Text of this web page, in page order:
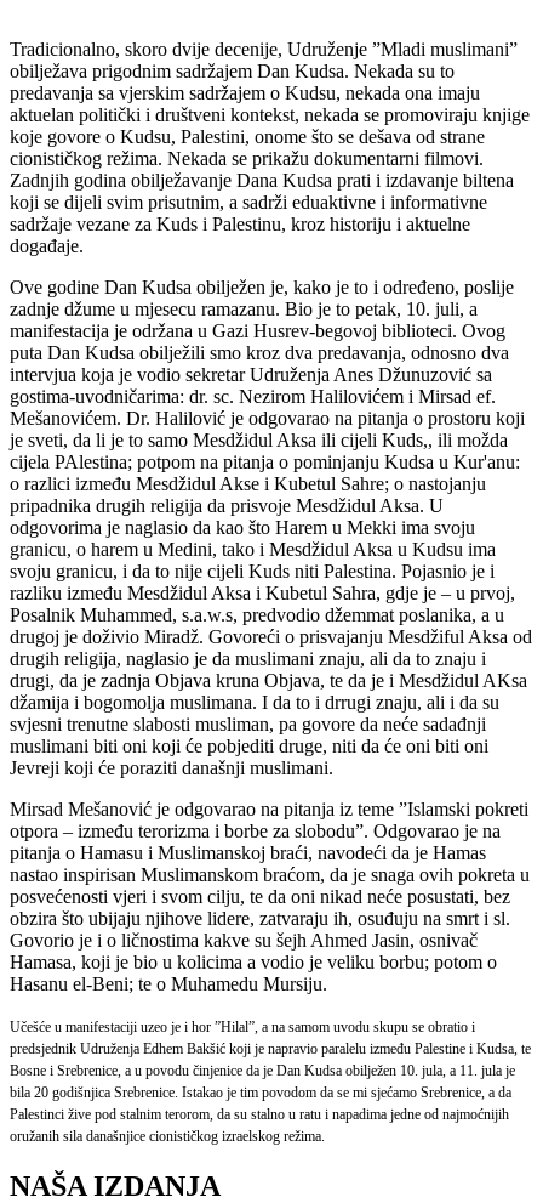
Tradicionalno, skoro dvije decenije, Udruženje ”Mladi muslimani”
obilježava prigodnim sadržajem Dan Kudsa. Nekada su to
predavanja sa vjerskim sadržajem o Kudsu, nekada ona imaju
aktuelan politički i društveni kontekst, nekada se promoviraju knjige
koje govore o Kudsu, Palestini, onome što se dešava od strane
cionističkog režima. Nekada se prikažu dokumentarni filmovi.
Zadnjih godina obilježavanje Dana Kudsa prati i izdavanje biltena
koji se dijeli svim prisutnim, a sadrži eduaktivne i informativne
sadržaje vezane za Kuds i Palestinu, kroz historiju i aktuelne
događaje.
Ove godine Dan Kudsa obilježen je, kako je to i određeno, poslije
zadnje džume u mjesecu ramazanu. Bio je to petak, 10. juli, a
manifestacija je održana u Gazi Husrev-begovoj biblioteci. Ovog
puta Dan Kudsa obilježili smo kroz dva predavanja, odnosno dva
intervjua koja je vodio sekretar Udruženja Anes Džunuzović sa
gostima-uvodničarima: dr. sc. Nezirom Halilovićem i Mirsad ef.
Mešanovićem. Dr. Halilović je odgovarao na pitanja o prostoru koji
je sveti, da li je to samo Mesdžidul Aksa ili cijeli Kuds,, ili možda
cijela PAlestina; potpom na pitanja o pominjanju Kudsa u Kur'anu:
o razlici između Mesdžidul Akse i Kubetul Sahre; o nastojanju
pripadnika drugih religija da prisvoje Mesdžidul Aksa. U
odgovorima je naglasio da kao što Harem u Mekki ima svoju
granicu, o harem u Medini, tako i Mesdžidul Aksa u Kudsu ima
svoju granicu, i da to nije cijeli Kuds niti Palestina. Pojasnio je i
razliku između Mesdžidul Aksa i Kubetul Sahra, gdje je – u prvoj,
Posalnik Muhammed, s.a.w.s, predvodio džemmat poslanika, a u
drugoj je doživio Miradž. Govoreći o prisvajanju Mesdžiful Aksa od
drugih religija, naglasio je da muslimani znaju, ali da to znaju i
drugi, da je zadnja Objava kruna Objava, te da je i Mesdžidul AKsa
džamija i bogomolja muslimana. I da to i drrugi znaju, ali i da su
svjesni trenutne slabosti musliman, pa govore da neće sadađnji
muslimani biti oni koji će pobjediti druge, niti da će oni biti oni
Jevreji koji će poraziti današnji muslimani.
Mirsad Mešanović je odgovarao na pitanja iz teme ”Islamski pokreti
otpora – između terorizma i borbe za slobodu”. Odgovarao je na
pitanja o Hamasu i Muslimanskoj braći, navodeći da je Hamas
nastao inspirisan Muslimanskom braćom, da je snaga ovih pokreta u
posvećenosti vjeri i svom cilju, te da oni nikad neće posustati, bez
obzira što ubijaju njihove lidere, zatvaraju ih, osuđuju na smrt i sl.
Govorio je i o ličnostima kakve su šejh Ahmed Jasin, osnivač
Hamasa, koji je bio u kolicima a vodio je veliku borbu; potom o
Hasanu el-Beni; te o Muhamedu Mursiju.
Učešće u manifestaciji uzeo je i hor ”Hilal”, a na samom uvodu skupu se obratio i
predsjednik Udruženja Edhem Bakšić koji je napravio paralelu između Palestine i Kudsa, te
Bosne i Srebrenice, a u povodu činjenice da je Dan Kudsa obilježen 10. jula, a 11. jula je
bila 20 godišnjica Srebrenice. Istakao je tim povodom da se mi sjećamo Srebrenice, a da
Palestinci žive pod stalnim terorom, da su stalno u ratu i napadima jedne od najmoćnijih
oružanih sila današnjice cionističkog izraelskog režima.
NAŠA IZDANJA